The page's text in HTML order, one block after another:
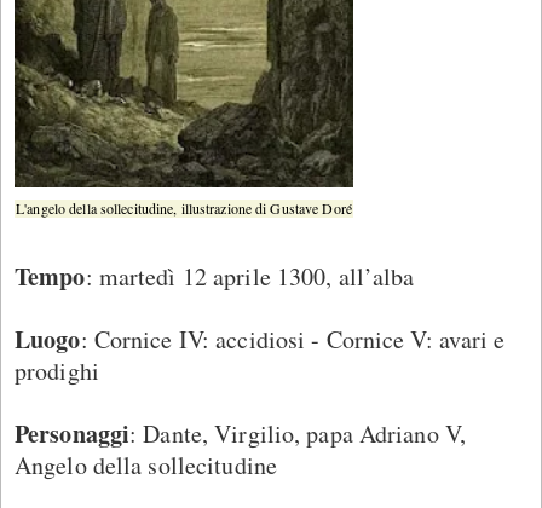
L'angelo della sollecitudine, illustrazione di Gustave Doré
Tempo: martedì 12 aprile 1300, all’alba
Luogo: Cornice IV: accidiosi - Cornice V: avari e
prodighi
Personaggi: Dante, Virgilio, papa Adriano V,
Angelo della sollecitudine